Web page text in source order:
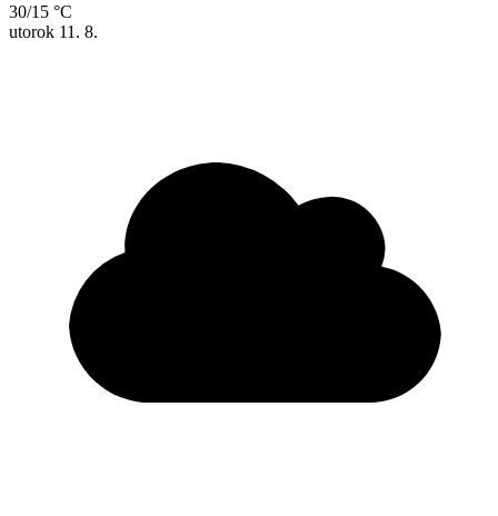
30/15 °C
utorok 11. 8.